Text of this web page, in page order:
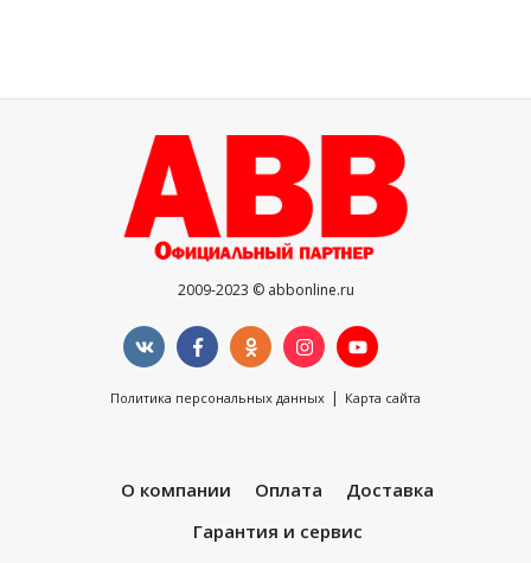
2009-2023 © abbonline.ru
Политика персональных данных | Карта сайта
О компании Оплата
Доставка
Гарантия и сервис